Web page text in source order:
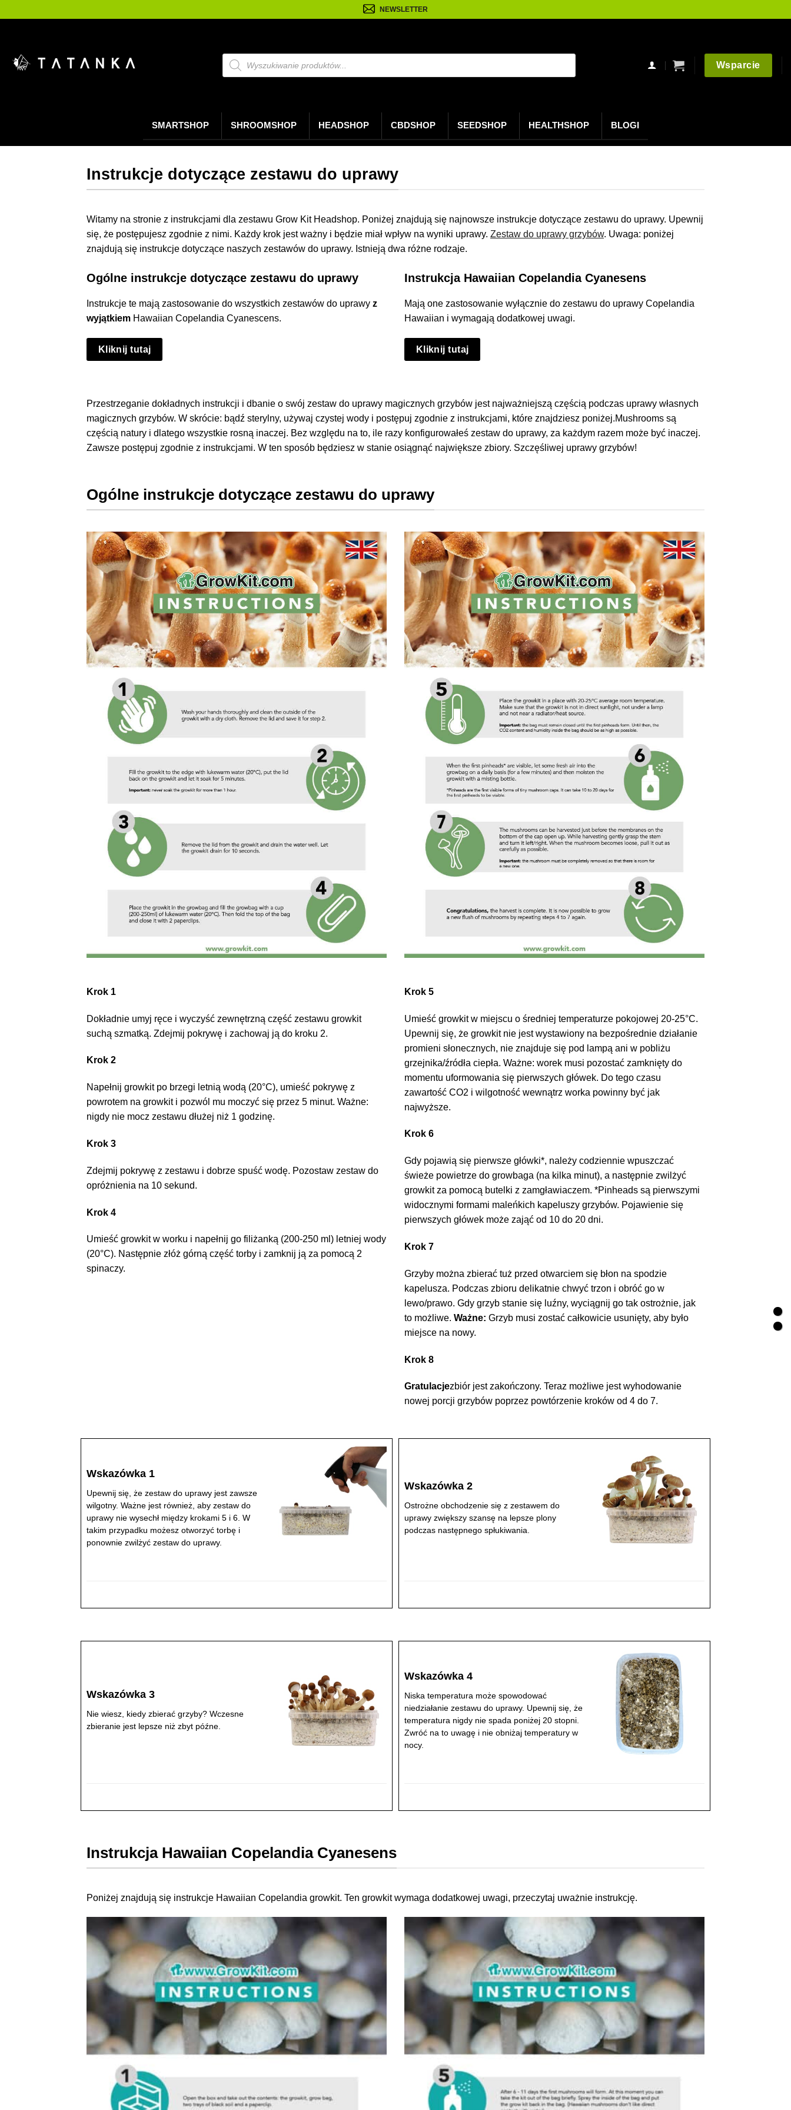
do
NEWSLETTER
Wyszukiwarka
produktów
Wsparcie
SMARTSHOP SHROOMSHOP HEADSHOP CBDSHOP SEEDSHOP HEALTHSHOP BLOGI
Instrukcje dotyczące zestawu do uprawy
Witamy na stronie z instrukcjami dla zestawu Grow Kit Headshop. Poniżej znajdują się najnowsze instrukcje dotyczące zestawu do uprawy. Upewnij
się, że postępujesz zgodnie z nimi. Każdy krok jest ważny i będzie miał wpływ na wyniki uprawy. Zestaw do uprawy grzybów. Uwaga: poniżej
znajdują się instrukcje dotyczące naszych zestawów do uprawy. Istnieją dwa różne rodzaje.
Ogólne instrukcje dotyczące zestawu do uprawy
Instrukcje te mają zastosowanie do wszystkich zestawów do uprawy z
wyjątkiem Hawaiian Copelandia Cyanescens.
Kliknij tutaj
Instrukcja Hawaiian Copelandia Cyanesens
Mają one zastosowanie wyłącznie do zestawu do uprawy Copelandia
Hawaiian i wymagają dodatkowej uwagi.
Kliknij tutaj
Przestrzeganie dokładnych instrukcji i dbanie o swój zestaw do uprawy magicznych grzybów jest najważniejszą częścią podczas uprawy własnych
magicznych grzybów. W skrócie: bądź sterylny, używaj czystej wody i postępuj zgodnie z instrukcjami, które znajdziesz poniżej.Mushrooms są
częścią natury i dlatego wszystkie rosną inaczej. Bez względu na to, ile razy konfigurowałeś zestaw do uprawy, za każdym razem może być inaczej.
Zawsze postępuj zgodnie z instrukcjami. W ten sposób będziesz w stanie osiągnąć największe zbiory. Szczęśliwej uprawy grzybów!
Ogólne instrukcje dotyczące zestawu do uprawy
Krok 1
Dokładnie umyj ręce i wyczyść zewnętrzną część zestawu growkit
suchą szmatką. Zdejmij pokrywę i zachowaj ją do kroku 2.
Krok 2
Napełnij growkit po brzegi letnią wodą (20°C), umieść pokrywę z
powrotem na growkit i pozwól mu moczyć się przez 5 minut. Ważne:
nigdy nie mocz zestawu dłużej niż 1 godzinę.
Krok 3
Zdejmij pokrywę z zestawu i dobrze spuść wodę. Pozostaw zestaw do
opróżnienia na 10 sekund.
Krok 4
Umieść growkit w worku i napełnij go filiżanką (200-250 ml) letniej wody
(20°C). Następnie złóż górną część torby i zamknij ją za pomocą 2
spinaczy.
Krok 5
Umieść growkit w miejscu o średniej temperaturze pokojowej 20-25°C.
Upewnij się, że growkit nie jest wystawiony na bezpośrednie działanie
promieni słonecznych, nie znajduje się pod lampą ani w pobliżu
grzejnika/źródła ciepła. Ważne: worek musi pozostać zamknięty do
momentu uformowania się pierwszych główek. Do tego czasu
zawartość CO2 i wilgotność wewnątrz worka powinny być jak
najwyższe.
Krok 6
Gdy pojawią się pierwsze główki*, należy codziennie wpuszczać
świeże powietrze do growbaga (na kilka minut), a następnie zwilżyć
growkit za pomocą butelki z zamgławiaczem. *Pinheads są pierwszymi
widocznymi formami maleńkich kapeluszy grzybów. Pojawienie się
pierwszych główek może zająć od 10 do 20 dni.
Krok 7
Grzyby można zbierać tuż przed otwarciem się błon na spodzie
kapelusza. Podczas zbioru delikatnie chwyć trzon i obróć go w
lewo/prawo. Gdy grzyb stanie się luźny, wyciągnij go tak ostrożnie, jak
to możliwe. Ważne: Grzyb musi zostać całkowicie usunięty, aby było
miejsce na nowy.
Krok 8
Gratulacjezbiór jest zakończony. Teraz możliwe jest wyhodowanie
nowej porcji grzybów poprzez powtórzenie kroków od 4 do 7.
Wskazówka 1
Upewnij się, że zestaw do uprawy jest zawsze
wilgotny. Ważne jest również, aby zestaw do
uprawy nie wysechł między krokami 5 i 6. W
takim przypadku możesz otworzyć torbę i
ponownie zwilżyć zestaw do uprawy.
Wskazówka 2
Ostrożne obchodzenie się z zestawem do
uprawy zwiększy szansę na lepsze plony
podczas następnego spłukiwania.
Wskazówka 3
Nie wiesz, kiedy zbierać grzyby? Wczesne
zbieranie jest lepsze niż zbyt późne.
Wskazówka 4
Niska temperatura może spowodować
niedziałanie zestawu do uprawy. Upewnij się, że
temperatura nigdy nie spada poniżej 20 stopni.
Zwróć na to uwagę i nie obniżaj temperatury w
nocy.
Instrukcja Hawaiian Copelandia Cyanesens
Poniżej znajdują się instrukcje Hawaiian Copelandia growkit. Ten growkit wymaga dodatkowej uwagi, przeczytaj uważnie instrukcję.